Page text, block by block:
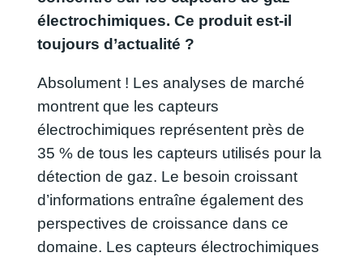
électrochimiques. Ce produit est-il
toujours d’actualité ?
Absolument ! Les analyses de marché
montrent que les capteurs
électrochimiques représentent près de
35 % de tous les capteurs utilisés pour la
détection de gaz. Le besoin croissant
d’informations entraîne également des
perspectives de croissance dans ce
domaine. Les capteurs électrochimiques